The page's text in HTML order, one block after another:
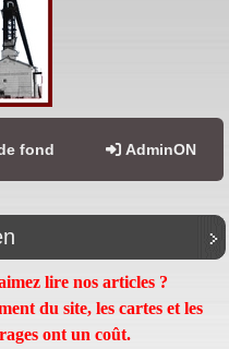
fond AdminON
lire nos articles ?
du site, les cartes et les
ont un coût.